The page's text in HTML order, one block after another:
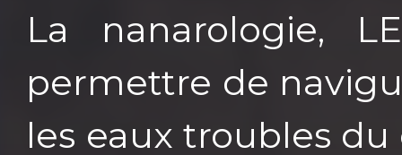
La nanarologie,
permettre de
les eaux troubles